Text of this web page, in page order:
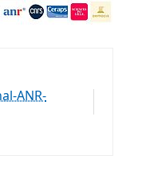
ANR-